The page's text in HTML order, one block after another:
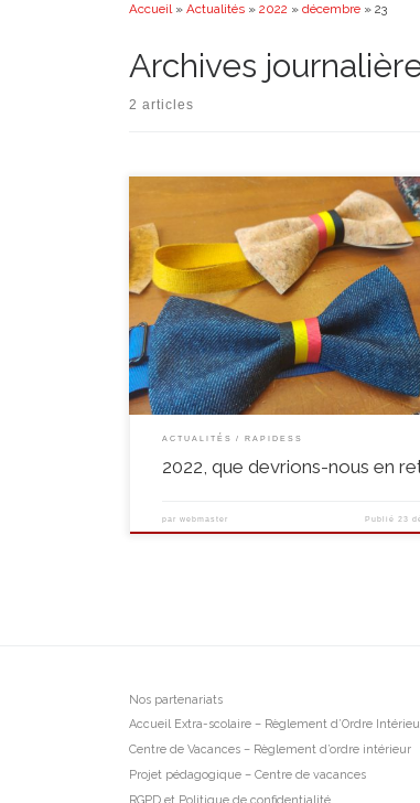
Accueil » Actualités » 2022 » décembre » 23
Archives
2 articles
Cette année fut celle des bouleversements au
… Des têtes qui s’en vont, d’autres visages qui
s’ajouter au trombinoscope du Quinquet. C’est
combien des liens forts peuvent se tisser entre
d’une équipe au gré des mois et des années et
départ de […]
ACTUALITÉS RAPIDESS
2022, que devrions-nous en
par webmaster Publié 23
Nos partenariats
Accueil Extra-scolaire – Règlement d’Ordre
Centre de Vacances – Règlement d’ordre intérieur
Projet pédagogique – Centre de vacances
RGPD et Politique de confidentialité